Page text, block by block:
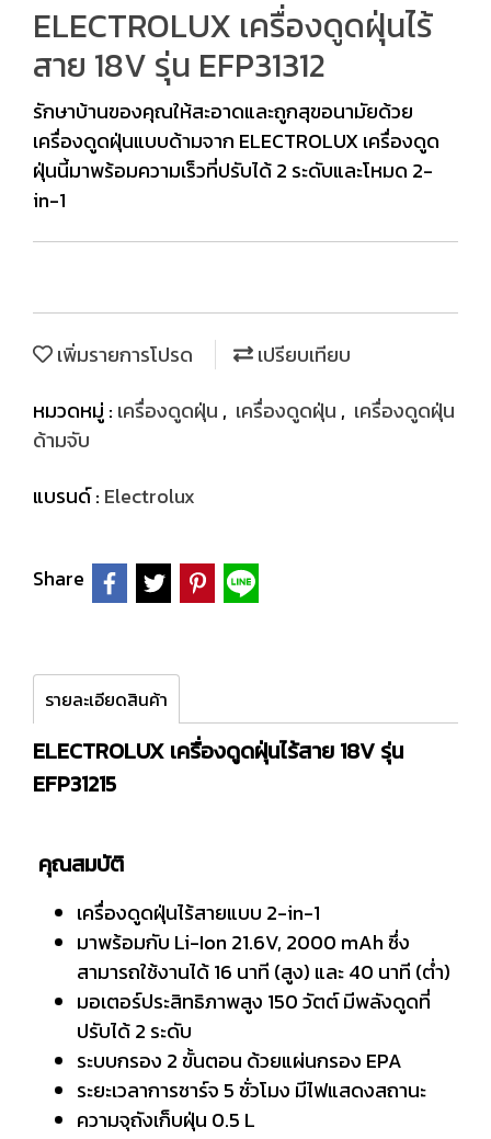
ELECTROLUX เครื่องดูดฝุ่นไร้
สาย 18V รุ่น EFP31312
รักษาบ้านของคุณให้สะอาดและถูกสุขอนามัยด้วย
เครื่องดูดฝุ่นแบบด้ามจาก ELECTROLUX เครื่องดูด
ฝุ่นนี้มาพร้อมความเร็วที่ปรับได้ 2 ระดับและโหมด 2-
in-1
เพิ่มรายการโปรด
เปรียบเทียบ
หมวดหมู่ : เครื่องดูดฝุ่น , เครื่องดูดฝุ่น , เครื่องดูดฝุ่น
ด้ามจับ
แบรนด์ : Electrolux
Share
รายละเอียดสินค้า
ELECTROLUX เครื่องดูดฝุ่นไร้สาย 18V รุ่น
EFP31215
คุณสมบัติ
เครื่องดูดฝุ่นไร้สายแบบ 2-in-1
มาพร้อมกับ Li-Ion 21.6V, 2000 mAh ซึ่ง
สามารถใช้งานได้ 16 นาที (สูง) และ 40 นาที (ต่ำ)
มอเตอร์ประสิทธิภาพสูง 150 วัตต์ มีพลังดูดที่
ปรับได้ 2 ระดับ
ระบบกรอง 2 ขั้นตอน ด้วยแผ่นกรอง EPA
ระยะเวลาการชาร์จ 5 ชั่วโมง มีไฟแสดงสถานะ
ความจุถังเก็บฝุ่น 0.5 L